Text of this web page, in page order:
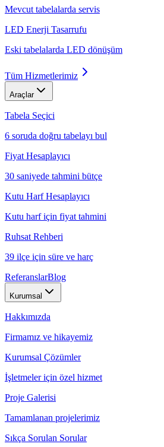
Mevcut tabelalarda servis
LED Enerji Tasarrufu
Eski tabelalarda LED dönüşüm
Tüm Hizmetlerimiz
Araçlar
Tabela Seçici
6 soruda doğru tabelayı bul
Fiyat Hesaplayıcı
30 saniyede tahmini bütçe
Kutu Harf Hesaplayıcı
Kutu harf için fiyat tahmini
Ruhsat Rehberi
39 ilçe için süre ve harç
ReferanslarBlog
Kurumsal
Hakkımızda
Firmamız ve hikayemiz
Kurumsal Çözümler
İşletmeler için özel hizmet
Proje Galerisi
Tamamlanan projelerimiz
Sıkça Sorulan Sorular